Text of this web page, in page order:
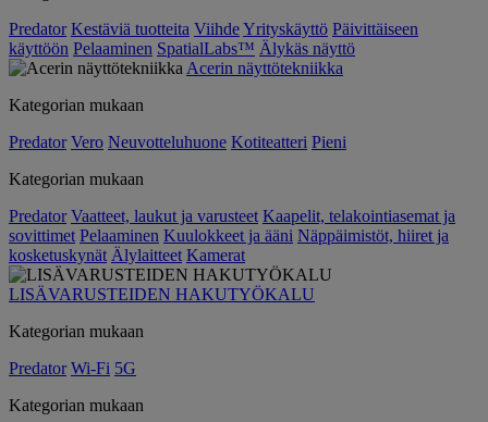
Predator Kestäviä tuotteita ViihdeYrityskäyttö Päivittäiseen
käyttöön Pelaaminen SpatialLabs™ Älykäs näyttö
Acerin näyttötekniikka
Kategorian mukaan
Predator Vero Neuvotteluhuone Kotiteatteri Pieni
Kategorian mukaan
Predator Vaatteet, laukut ja varusteet Kaapelit, telakointiasemat ja
sovittimet Pelaaminen Kuulokkeet ja ääni Näppäimistöt, hiiret ja
kosketuskynät Älylaitteet Kamerat
LISÄVARUSTEIDEN HAKUTYÖKALU
Kategorian mukaan
Predator Wi-Fi 5G
Kategorian mukaan